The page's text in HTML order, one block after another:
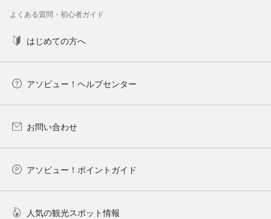
よくある質問・初心者ガイド
はじめての方へ
アソビュー！ヘルプセンター
お問い合わせ
アソビュー！ポイントガイド
人気の観光スポット情報